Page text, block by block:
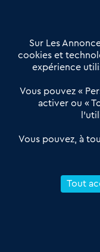
Offres Pro
Actualités
Qui sommes nous ?
Derniers articles
Réseau 3C : un
Petitscommerces :
proximité et des
Reprendre un
Sur Les
cookies et
expérience
Vous pouvez «
activer ou «
Vous pouvez, à
Tout